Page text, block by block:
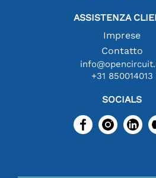
ASSISTENZA
Imprese
Contatto
+31 850014013
SOCIALS